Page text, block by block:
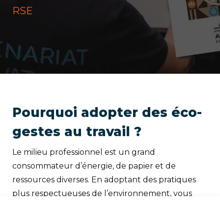
RSE
Pourquoi adopter des éco-
gestes au travail ?
Le milieu professionnel est un grand
consommateur d’énergie, de papier et de
ressources diverses. En adoptant des pratiques
plus respectueuses de l’environnement, vous